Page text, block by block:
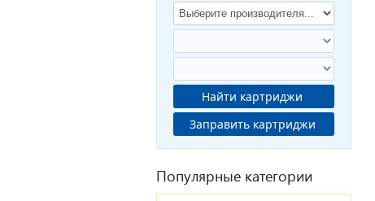
Найти картриджи
Заправить картриджи
Популярные категории